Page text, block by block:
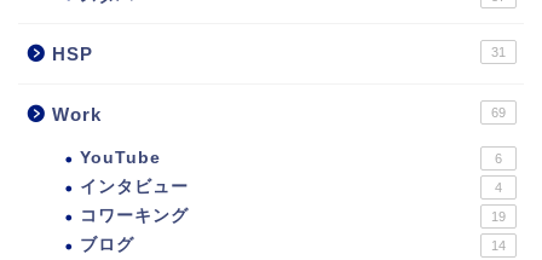
HSP 31
Work 69
YouTube 6
インタビュー 4
コワーキング 19
ブログ 14